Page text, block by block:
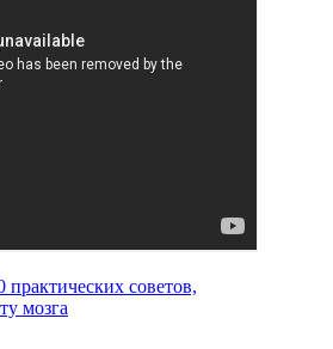
практических советов,
мозга